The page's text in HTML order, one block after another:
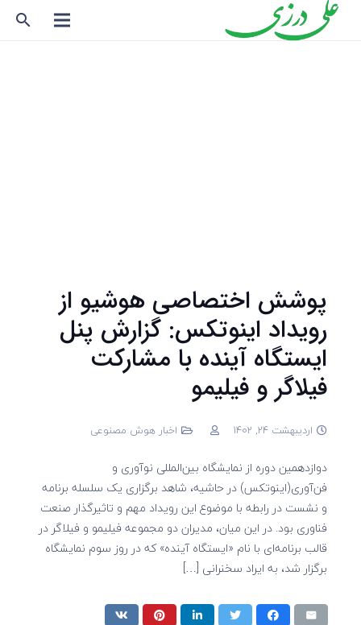
search
پوشش اختصاصی هوشیو از
رویداد اینوتکس: گزارش پنل
ایستگاه آینده با مشارکت
فیلاگر و فیلیمو
اردیبهشت 24, 1402 اخبار هوش مصنوعی
دوازدهمین دوره از نمایشگاه بین‌المللی نوآوری و
فن‌آوری(اینوتکس) در حاشیه، شاهد برگزاری یک سلسله برنامه
و نشست در رابطه با موضوع این رویداد مهم و تاثیرگذار صنعت
فناوری بود. در این میان، مدیران دو مجموعه فیلیمو و فیلاگر در
قالب برنامه‌ای با نام «ایستگاه آینده» که در روز سوم نمایشگاه
برگزار شد، به ایراد سخنرانی […]